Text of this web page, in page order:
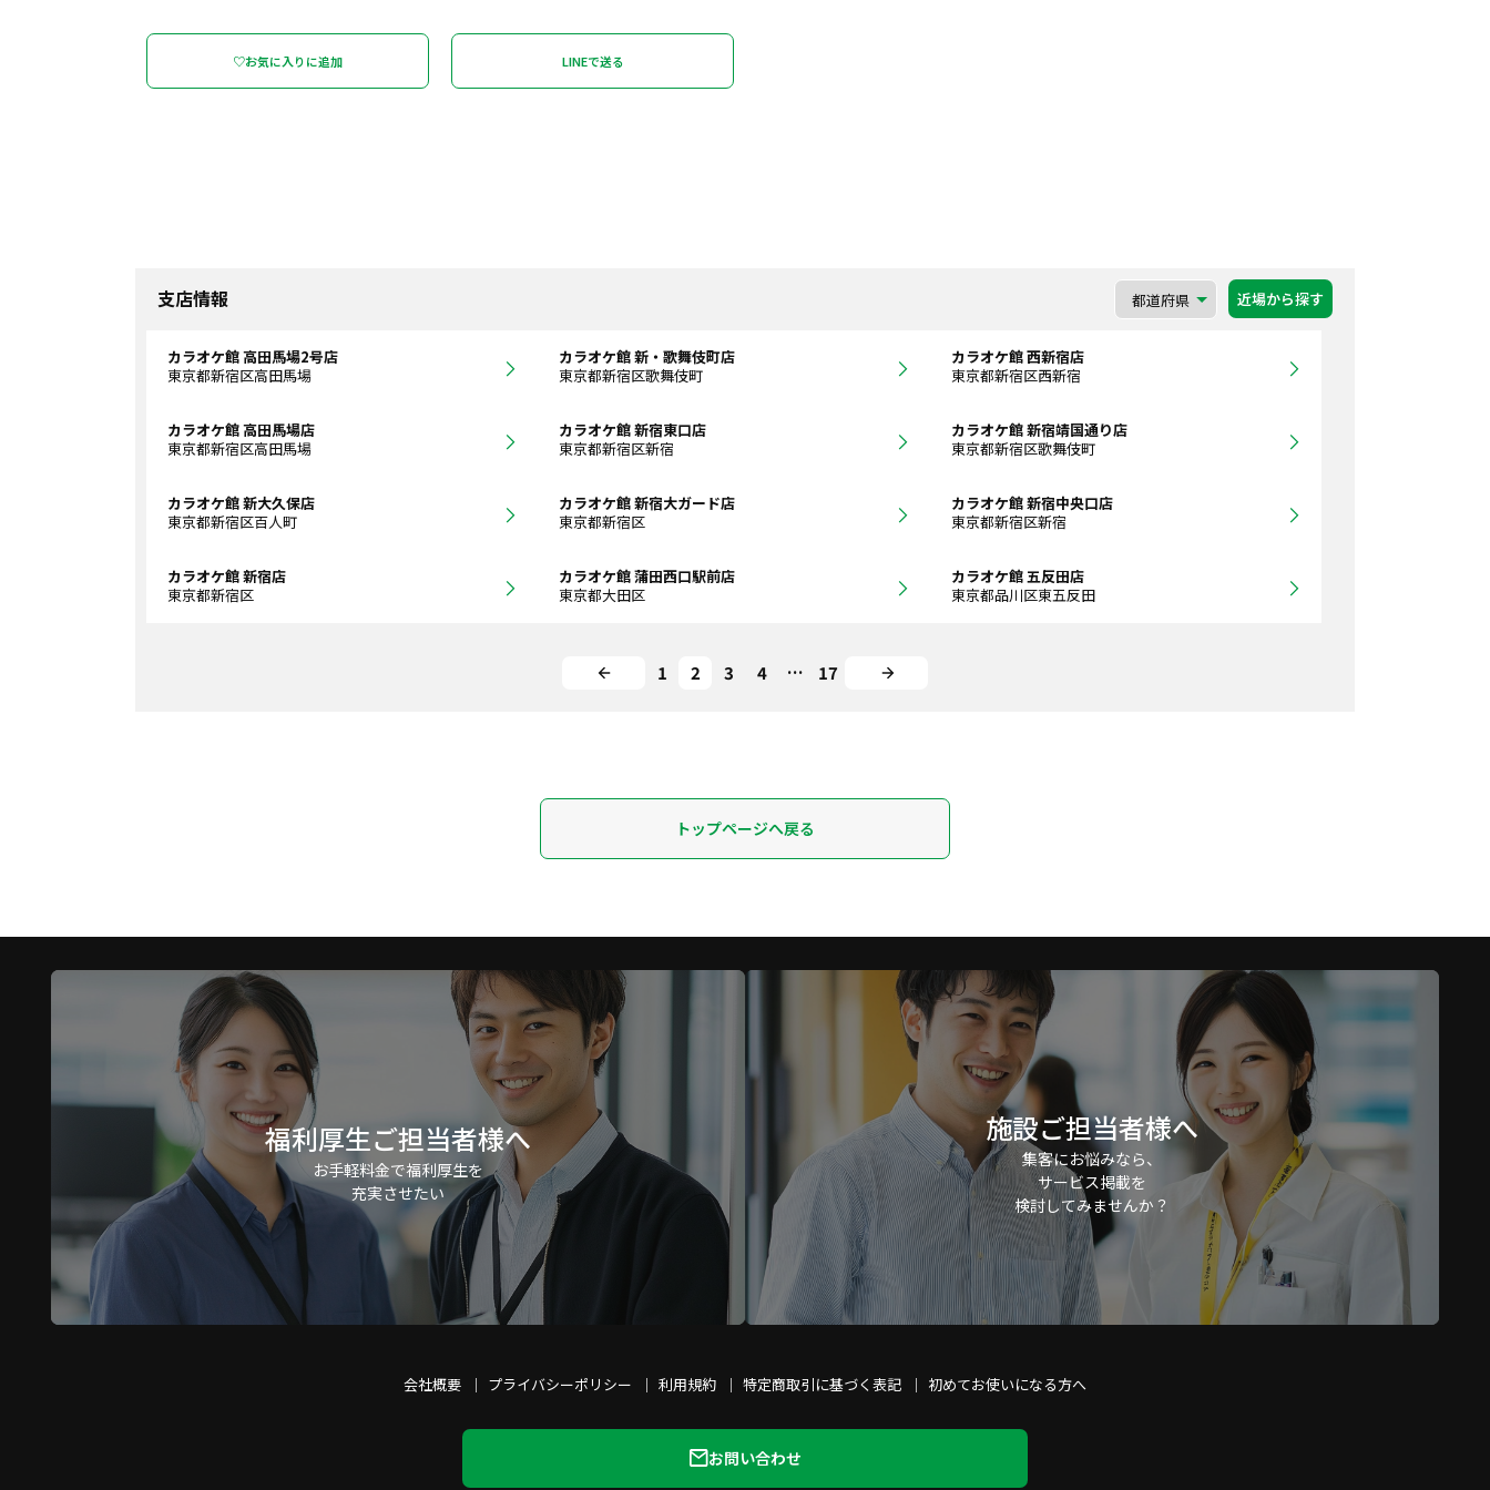
♡お気に入りに追加 LINEで送る
支店情報 近場から探す
カラオケ館 高田馬場2号店
東京都新宿区高田馬場
カラオケ館 新・歌舞伎町店
東京都新宿区歌舞伎町
カラオケ館 西新宿店
東京都新宿区西新宿
カラオケ館 高田馬場店
東京都新宿区高田馬場
カラオケ館 新宿東口店
東京都新宿区新宿
カラオケ館 新宿靖国通り店
東京都新宿区歌舞伎町
カラオケ館 新大久保店
東京都新宿区百人町
カラオケ館 新宿大ガード店
東京都新宿区
カラオケ館 新宿中央口店
東京都新宿区新宿
カラオケ館 新宿店
東京都新宿区
カラオケ館 蒲田西口駅前店
東京都大田区
カラオケ館 五反田店
東京都品川区東五反田
1 2 3 4 … 17
トップページへ戻る
福利厚生ご担当者様へ
お手軽料金で福利厚生を
充実させたい
施設ご担当者様へ
集客にお悩みなら、
サービス掲載を
検討してみませんか？
会社概要 プライバシーポリシー 利用規約 特定商取引に基づく表記 初めてお使いになる方へ
お問い合わせ